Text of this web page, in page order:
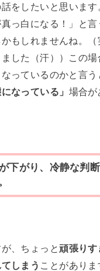
をしたいと思いま
っ白になる！」と
もしれませんね。（
した（汗））この場
っているのかと言う
なっている」 場合が
下がり、冷静な判
、ちょっと頑張りす
しまう ことがあり